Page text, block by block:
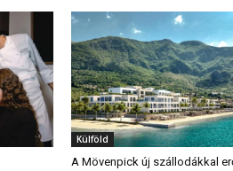
Külföld
A Mövenpick új szállodákkal